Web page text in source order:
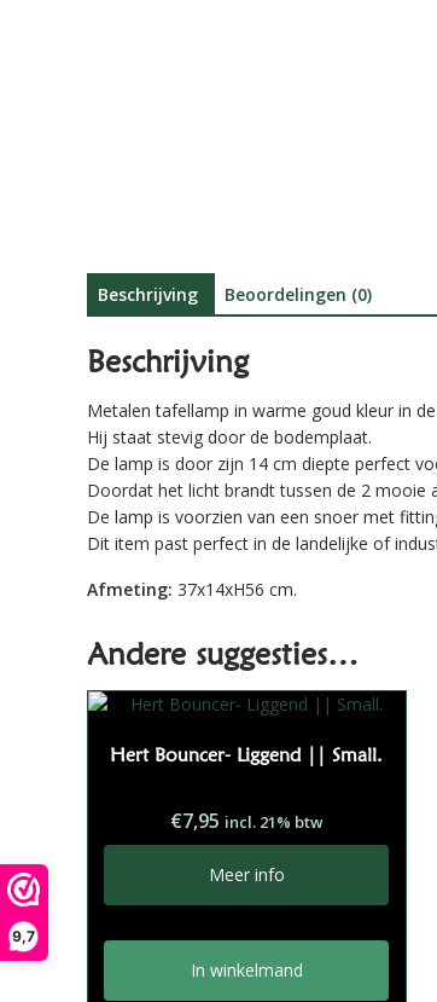
9,7
Beschrijving Beoordelingen (0)
Beschrijving
Metalen tafellamp in warme goud kleur in
Hij staat stevig door de bodemplaat.
De lamp is door zijn 14 cm diepte perfect
Doordat het licht brandt tussen de 2 mooie
De lamp is voorzien van een snoer met
Dit item past perfect in de landelijke of
Afmeting: 37x14xH56 cm.
Andere suggesties…
Hert Bouncer- Liggend || Small.
€7,95 incl. 21% btw
Meer info
In winkelmand